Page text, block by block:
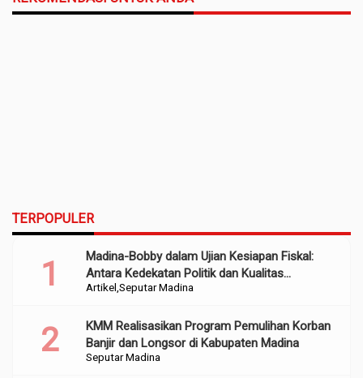
TERPOPULER
Artikel Seputar Madina
Madina-Bobby dalam Ujian Kesiapan Fiskal:
Antara Kedekatan Politik dan Kualitas
Perencanaan
Seputar Madina
KMM Realisasikan Program Pemulihan Korban
Banjir dan Longsor di Kabupaten Madina